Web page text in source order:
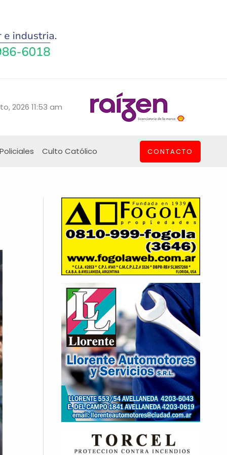
2026 11:53 am
Policiales Culto Católico CONTACTO